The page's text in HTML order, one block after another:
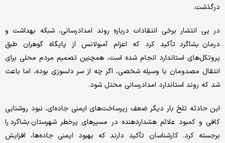
درگذشت.
در پی انتشار برخی انتقادات درباره روند امدادرسانی، شبکه بهداشت و
درمان بشاگرد تأکید کرد که اعزام آمبولانس از پایگاه گوهران طبق
پروتکل‌های استاندارد انجام شده است، همچنین تصمیم مردم محلی برای
انتقال مصدومان با وسیله شخصی، اگر چه از سر دلسوزی بوده، اما باعث
شد که روند استاندارد امدادرسانی مختل شود.
این حادثه تلخ بار دیگر ضعف زیرساخت‌های ایمنی جاده‌ای، نبود روشنایی
کافی و کمبود علائم هشداردهنده در مسیرهای پرخطر شهرستان بشاگرد را
برجسته کرد. کارشناسان تأکید دارند که بهبود ایمنی جاده‌ها، افزایش